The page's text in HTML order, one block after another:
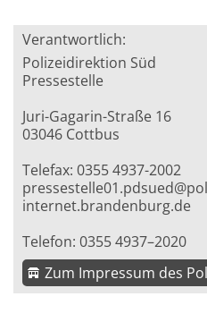
Verantwortlich:
Polizeidirektion Süd
Pressestelle
Juri-Gagarin-Straße 16
03046 Cottbus
Telefax: 0355 4937-2002
internet.brandenburg.de
Telefon: 0355 4937–2020
Zum Impressum des